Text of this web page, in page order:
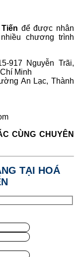
để được nhân
chương trình
917 Nguyễn Trãi,
Minh
An Lạc, Thành
CÙNG CHUYÊN
TẠI HOÁ